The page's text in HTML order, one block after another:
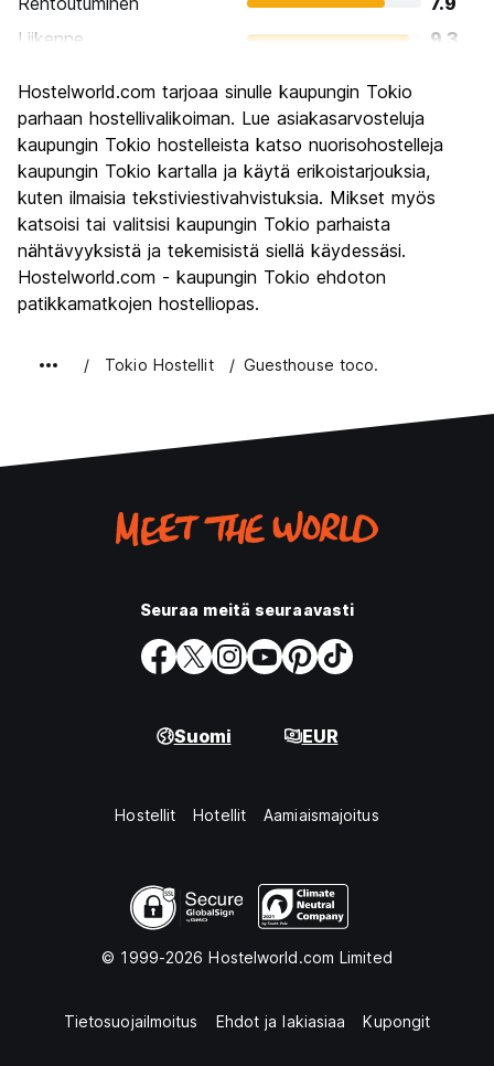
Liikenne
9.3
Kulttuuri
Yöelämä
8.5
Rahanarvoinen
Hostelworld.com tarjoaa sinulle kaupungin Tokio
parhaan hostellivalikoiman. Lue asiakasarvosteluja
kaupungin Tokio hostelleista katso nuorisohostelleja
kaupungin Tokio kartalla ja käytä erikoistarjouksia,
kuten ilmaisia tekstiviestivahvistuksia. Mikset myös
katsoisi tai valitsisi kaupungin Tokio parhaista
nähtävyyksistä ja tekemisistä siellä käydessäsi.
Hostelworld.com - kaupungin Tokio ehdoton
patikkamatkojen hostelliopas.
Tokio Hostellit Guesthouse toco.
Seuraa meitä seuraavasti
Suomi EUR
Hostellit Hotellit Aamiaismajoitus
© 1999-2026 Hostelworld.com Limited
Tietosuojailmoitus Ehdot ja lakiasiaa Kupongit